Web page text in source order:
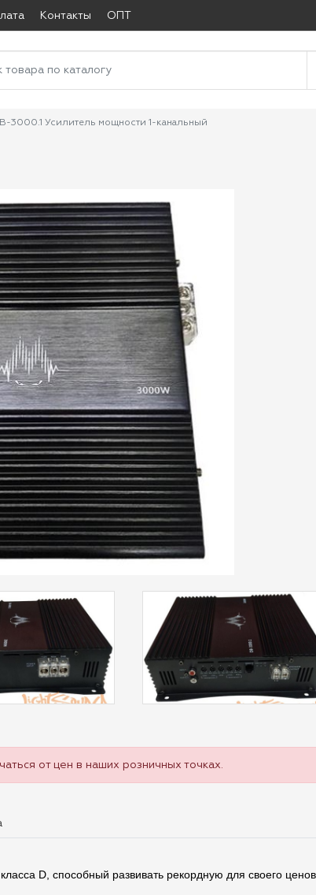
Контакты ОПТ
3000.1 Усилитель мощности 1-канальный
от цен в наших розничных точках.
D, способный развивать рекордную для своего